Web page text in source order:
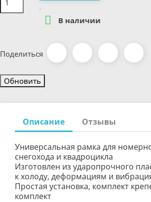
 В наличии
Поделиться
Описание Отзывы
Универсальная рамка для
снегохода и квадроцикла
Изготовлен из ударопрочного
к холоду, деформациям и
Простая установка, комплект
комплект